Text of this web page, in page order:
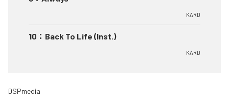
KARD
10 ： Back To Life (Inst.)
KARD
DSPmedia